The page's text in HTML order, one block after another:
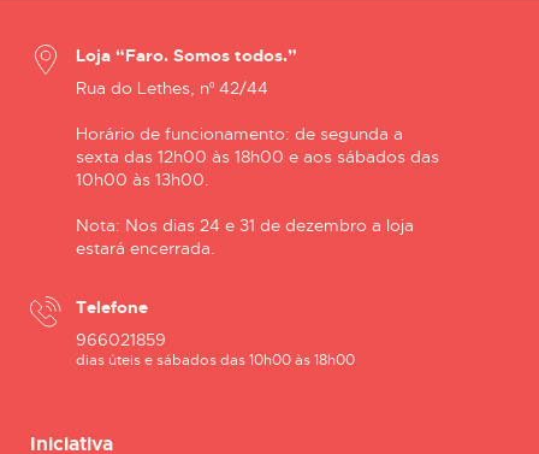
Loja “Faro. Somos todos.”
Rua do Lethes, nº 42/44
Horário de funcionamento: de segunda a
sexta das 12h00 às 18h00 e aos sábados das
10h00 às 13h00.
Nota: Nos dias 24 e 31 de dezembro a loja
estará encerrada.
Telefone
966021859
dias úteis e sábados das 10h00 às 18h00
Iniciativa